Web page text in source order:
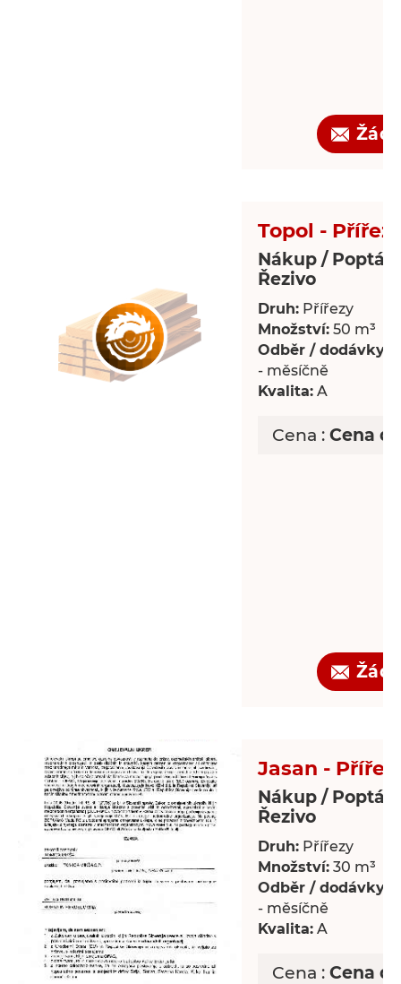
Topol -
Nákup /
Řezivo
Druh: Přířezy
Množství: 50 m³
Odběr / dodávky:
- měsíčně
Kvalita: A
Cena : Cena
Jasan -
Nákup /
Řezivo
Druh: Přířezy
Množství: 30 m³
Odběr / dodávky:
- měsíčně
Kvalita: A
Cena : Cena